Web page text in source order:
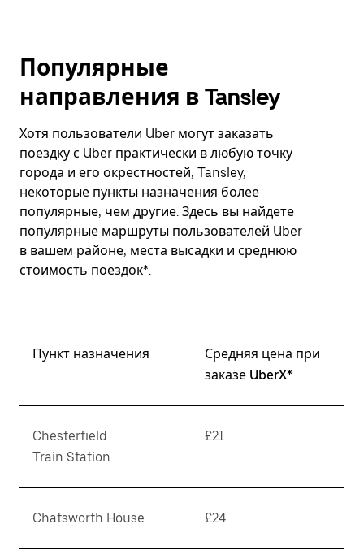
Популярные
направления в Tansley
Хотя пользователи Uber могут заказать
поездку с Uber практически в любую точку
города и его окрестностей, Tansley,
некоторые пункты назначения более
популярные, чем другие. Здесь вы найдете
популярные маршруты пользователей Uber
в вашем районе, места высадки и среднюю
стоимость поездок*.
Пункт назначения
Средняя цена при
заказе UberX*
Chesterfield
Train Station
£21
Chatsworth House £24